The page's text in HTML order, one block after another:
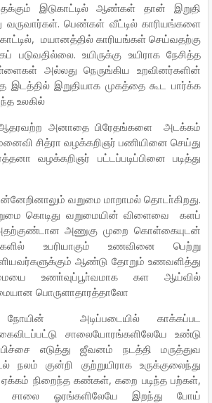
இடுகாட்டில் ஆண்கள் தான் இறுதி
வருவார்கள். பெண்கள் வீட்டில் காரியங்களை
மயானத்தில் காரியங்கள் செய்வதற்கு
உயிருக்கு உயிராக நேசித்த
அல்லது நெருங்கிய உறவினர்களின்
இடத்தில் இறுதியாக முகத்தை கூட பார்க்க
உலகில்
அனாதை பிரேதங்களை அடக்கம்
சித்ரா வழக்கறிஞர் பணியினை செய்து
வழக்கறிஞர் பட்டப்படிப்பினை படித்து
வறுமை மாறாமல் தொடா்கிறது.
கொடிது வறுமையின் விளைவை களப்
அணுகு முறை கொள்கையுடன்
உபரியாகும் உணவினை பெற்று
ஆண்டு தோறும் உணவளித்து
உணா்வுப்பூா்வமாக கள ஆய்வில்
பொருளாதாரத்தாலோ
நோயின் அடிப்படையில் காக்கப்பட
சாலையோரங்களிலேயே உண்டு
எடுத்து ஜீவனம் நடத்தி மருத்துவ
நலம் குன்றி குற்றுயிராக உருக்குலைந்து
ஏக்கம் நிறைந்த கண்கள், கறை படிந்த பற்கள்,
சாலை ஓரங்களிலேயே இறந்து போய்